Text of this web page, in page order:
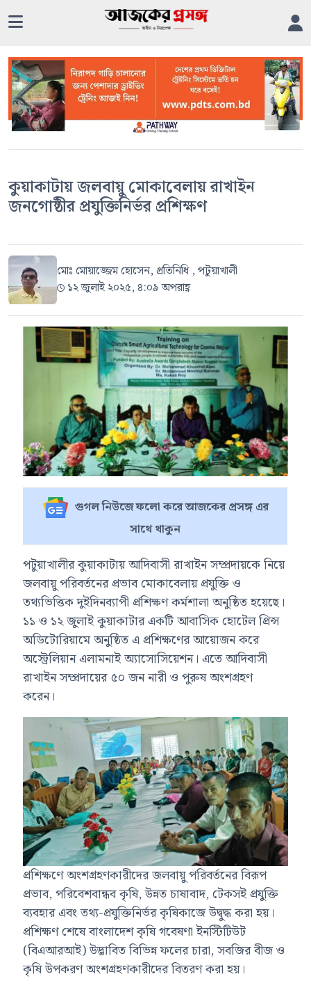
কুয়াকাটায় জলবায়ু মোকাবেলায় রাখাইন
জনগোষ্ঠীর প্রযুক্তিনির্ভর প্রশিক্ষণ
মোঃ মোয়াজ্জেম হোসেন, প্রতিনিধি , পটুয়াখালী
১২ জুলাই ২০২৫, ৪:০৯ অপরাহ্ণ
গুগল নিউজে ফলো করে আজকের প্রসঙ্গ এর
সাথে থাকুন
পটুয়াখালীর কুয়াকাটায় আদিবাসী রাখাইন সম্প্রদায়কে নিয়ে
জলবায়ু পরিবর্তনের প্রভাব মোকাবেলায় প্রযুক্তি ও
তথ্যভিত্তিক দুইদিনব্যাপী প্রশিক্ষণ কর্মশালা অনুষ্ঠিত হয়েছে।
১১ ও ১২ জুলাই কুয়াকাটার একটি আবাসিক হোটেল প্রিন্স
অডিটোরিয়ামে অনুষ্ঠিত এ প্রশিক্ষণের আয়োজন করে
অস্ট্রেলিয়ান এলামনাই অ্যাসোসিয়েশন। এতে আদিবাসী
রাখাইন সম্প্রদায়ের ৫০ জন নারী ও পুরুষ অংশগ্রহণ
করেন।
প্রশিক্ষণে অংশগ্রহণকারীদের জলবায়ু পরিবর্তনের বিরূপ
প্রভাব, পরিবেশবান্ধব কৃষি, উন্নত চাষাবাদ, টেকসই প্রযুক্তি
ব্যবহার এবং তথ্য-প্রযুক্তিনির্ভর কৃষিকাজে উদ্বুদ্ধ করা হয়।
প্রশিক্ষণ শেষে বাংলাদেশ কৃষি গবেষণা ইনস্টিটিউট
(বিএআরআই) উদ্ভাবিত বিভিন্ন ফলের চারা, সবজির বীজ ও
কৃষি উপকরণ অংশগ্রহণকারীদের বিতরণ করা হয়।